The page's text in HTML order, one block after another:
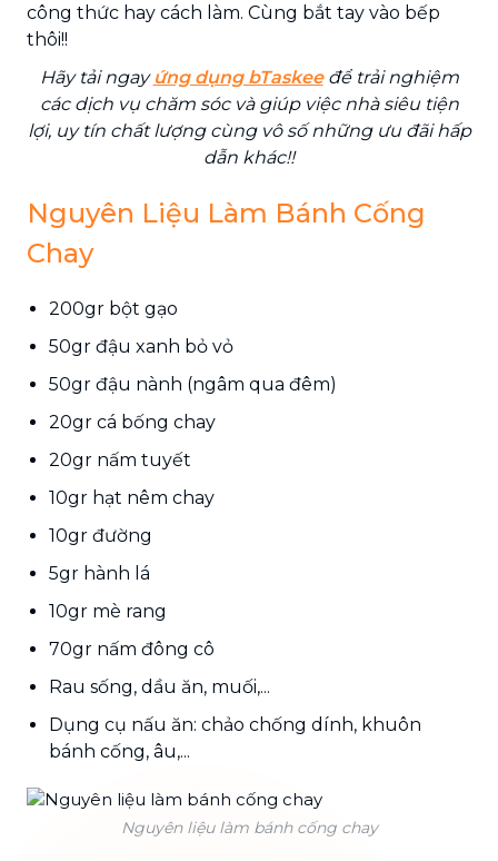
công thức hay cách làm. Cùng bắt tay vào bếp
thôi!!
Hãy tải ngay ứng dụng bTaskeeđể trải nghiệm
các dịch vụ chăm sóc và giúp việc nhà siêu tiện
lợi, uy tín chất lượng cùng vô số những ưu đãi hấp
dẫn khác!!
Nguyên Liệu Làm Bánh Cống
Chay
200gr bột gạo
50gr đậu xanh bỏ vỏ
50gr đậu nành (ngâm qua đêm)
20gr cá bống chay
20gr nấm tuyết
10gr hạt nêm chay
10gr đường
5gr hành lá
10gr mè rang
70gr nấm đông cô
Rau sống, dầu ăn, muối,...
Dụng cụ nấu ăn: chảo chống dính, khuôn
bánh cống, âu,...
Nguyên liệu làm bánh cống chay